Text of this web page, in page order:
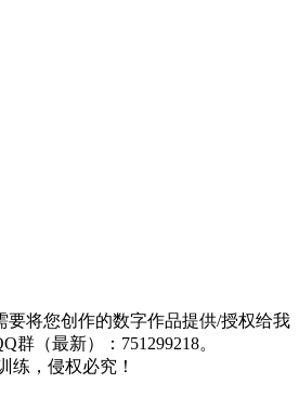
要将您创作的数字作品提供/授权给我
（最新）：751299218。
练，侵权必究！